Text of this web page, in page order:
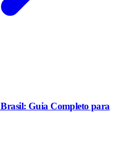
Guia Completo para